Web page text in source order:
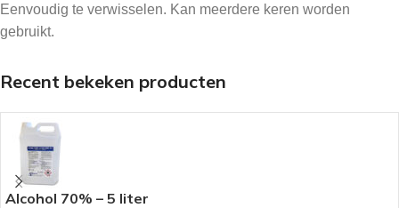
Eenvoudig te verwisselen. Kan meerdere keren worden
gebruikt.
Recent bekeken producten
Alcohol 70% – 5 liter